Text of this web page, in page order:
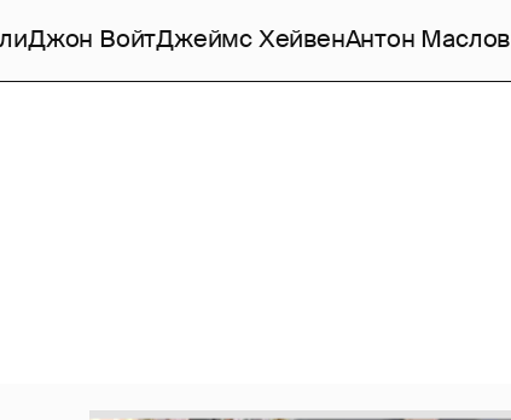
Джон ВойтДжеймс ХейвенАнтон Маслов